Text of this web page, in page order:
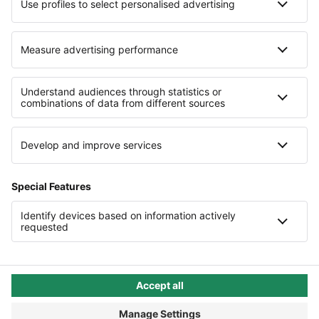

 
 Gendergerechte Sprache
Privatsphäre-Einstellungen
Datenschutz
AGB
Impressum